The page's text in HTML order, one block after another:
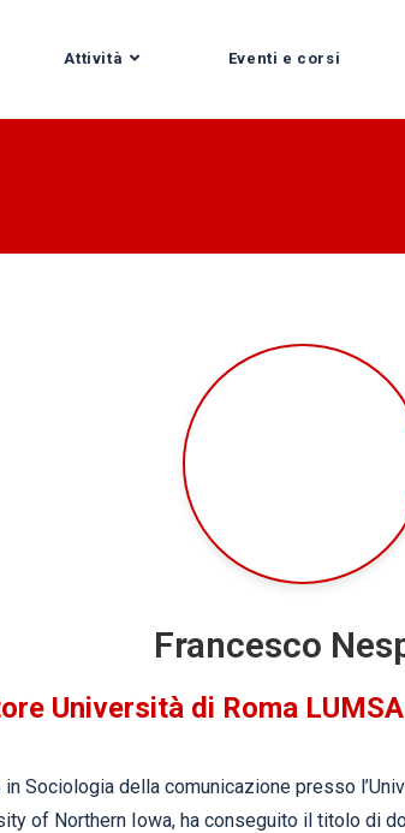
Attività Eventi e corsi
Francesco
Università di Roma
Sociologia della comunicazione presso
of Northern Iowa, ha conseguito il titolo di